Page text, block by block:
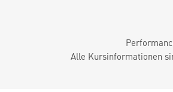
Alle Kursinformationen